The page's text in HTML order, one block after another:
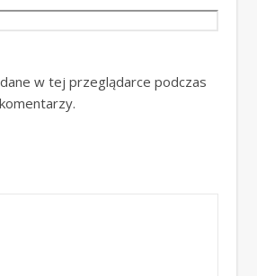
w tej przeglądarce podczas